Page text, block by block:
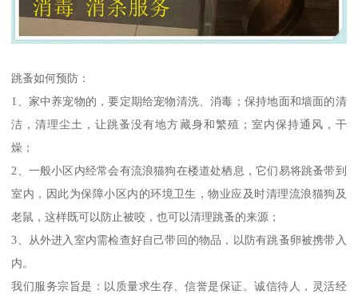
跳蚤如何预防：
1、家中养宠物的，要定期给宠物清洗、消毒；保持地面和墙面的清
洁，清理尘土，让跳蚤没有地方藏身和繁殖；室内保持通风，干
燥；
2、一般小区内经常会有流浪猫狗在楼道处栖息，它们易将跳蚤带到
室内，因此为保障小区内的环境卫生，物业应及时清理流浪猫狗及
老鼠，这样既可以防止被咬，也可以清理跳蚤的来源；
3、从外进入室内需检查好自己带回的物品，以防有跳蚤卵被携带入
内。
我们服务宗旨是：以质量求生存、信誉是保证。诚信待人，灵活经